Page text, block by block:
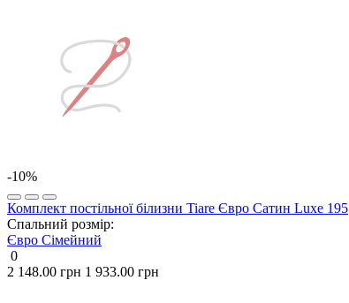
-10%
Комплект постільної білизни Tiare Євро Сатин Luxe 195
Спальний розмір:
Євро Сімейний
0
2 148.00 грн 1 933.00 грн